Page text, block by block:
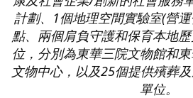
計劃、 1個地理空間實驗室(營
點、兩個肩負守護和保育本地
位，分別為東華三院文物館和
文物中心，以及25個提供殯葬
單位。